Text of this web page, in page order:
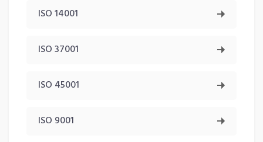
ISO 14001
ISO 37001
ISO 45001
ISO 9001